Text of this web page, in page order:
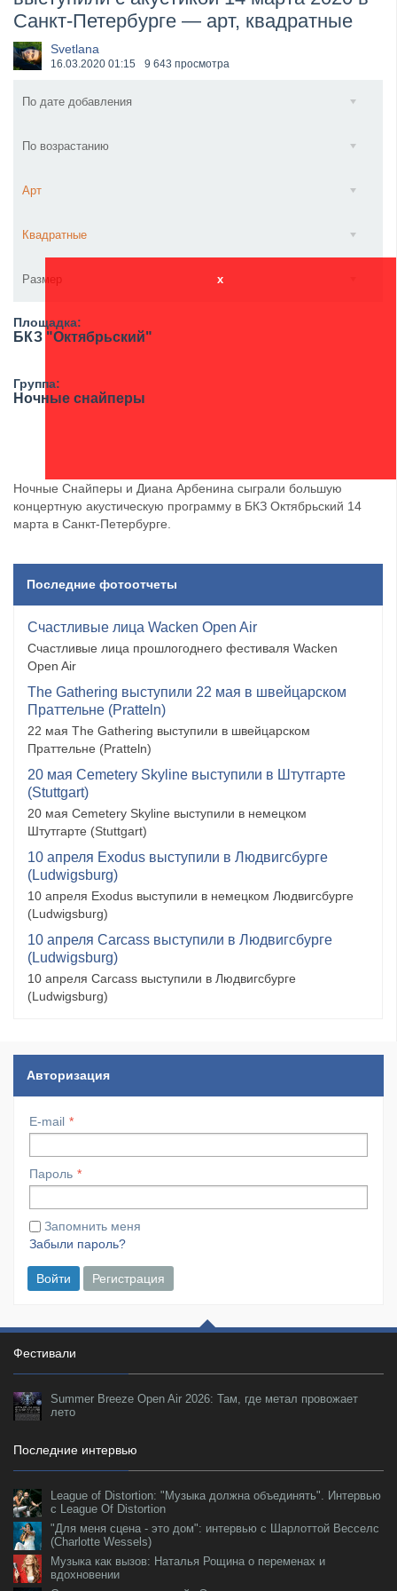
​Anthrax выпустили новый сингл и клип «Everybod...
Санкт-Петербурге — арт, квадратные
Svetlana
16.03.2020 01:15 9 643 просмотра
По дате добавления
По возрастанию
Арт
Квадратные
Размер x
Площадка:
БКЗ "Октябрьский"
Группа:
Ночные снайперы
Ночные Снайперы и Диана Арбенина сыграли большую
концертную акустическую программу в БКЗ Октябрьский 14
марта в Санкт-Петербурге.
Последние фотоотчеты
Счастливые лица Wacken Open Air
Счастливые лица прошлогоднего фестиваля Wacken
Open Air
The Gathering выступили 22 мая в швейцарском
Праттельне (Pratteln)
22 мая The Gathering выступили в швейцарском
Праттельне (Pratteln)
20 мая Cemetery Skyline выступили в Штутгарте
(Stuttgart)
20 мая Cemetery Skyline выступили в немецком
Штутгарте (Stuttgart)
10 апреля Exodus выступили в Людвигсбурге
(Ludwigsburg)
10 апреля Exodus выступили в немецком Людвигсбурге
(Ludwigsburg)
10 апреля Carcass выступили в Людвигсбурге
(Ludwigsburg)
10 апреля Carcass выступили в Людвигсбурге
(Ludwigsburg)
Авторизация
E-mail
Пароль
Запомнить меня
Забыли пароль?
Войти Регистрация
Фестивали
Summer Breeze Open Air 2026: Там, где метал провожает
лето
Последние интервью
League of Distortion: "Музыка должна объединять". Интервью
с League Of Distortion
"Для меня сцена - это дом": интервью с Шарлоттой Весселс
(Charlotte Wessels)
Музыка как вызов: Наталья Рощина о переменах и
вдохновении